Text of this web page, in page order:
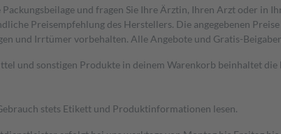
und fragen Sie Ihre Ärztin, Ihren Arzt oder
Preisempfehlung des Herstellers. Die angegebenen
und Irrtümer vorbehalten. Alle Angebote und Gratis-
und sonstigen Produkte in deinem Warenkorb beinhaltet
stets Etikett und Produktinformationen lesen.